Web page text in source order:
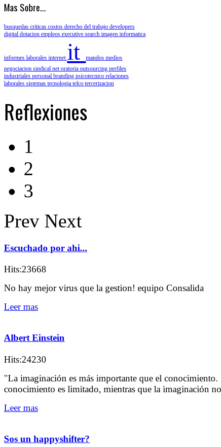
Mas Sobre...
busquedas criticas costos derecho del trabajo developers
digital dotacion empleos executive search imagen informatica
informes laborales internet it
mandos medios
negociacion sindical netoratoria outsourcing perfiles
industriales personal branding psicotecnico relaciones
laborales sistemas tecnologia telco tercerizacion
Reflexiones
1
2
3
Prev Next
Escuchado por ahi...
Hits:23668
No hay mejor virus que la gestion! equipo Consalida
Leer mas
Albert Einstein
Hits:24230
"La imaginación es más importante que el conocimiento.
conocimiento es limitado, mientras que la imaginación
Leer mas
Sos un happyshifter?